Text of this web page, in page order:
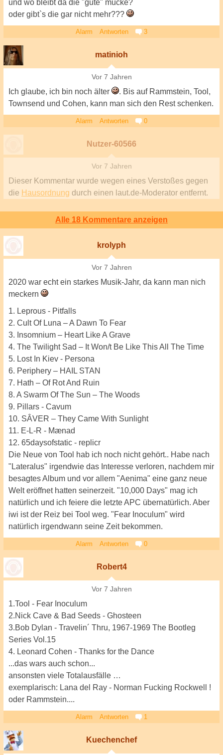
und wo bleibt da die "gute" mucke?
oder gibt`s die gar nicht mehr???
Alarm Antworten 3
matinioh
Vor 7 Jahren
Ich glaube, ich bin noch älter
. Bis auf Rammstein, Tool,
Townsend und Cohen, kann man sich den Rest schenken.
Alarm Antworten 0
Nutzer-60566
Vor 7 Jahren
Dieser Kommentar wurde wegen eines Verstoßes gegen
die Hausordnung durch einen laut.de-Moderator entfernt.
Alle 18 Kommentare anzeigen
krolyph
Vor 7 Jahren
2020 war echt ein starkes Musik-Jahr, da kann man nich
meckern
1. Leprous - Pitfalls
2. Cult Of Luna – A Dawn To Fear
3. Insomnium – Heart Like A Grave
4. The Twilight Sad – It Won/t Be Like This All The Time
5. Lost In Kiev - Persona
6. Periphery – HAIL STAN
7. Hath – Of Rot And Ruin
8. A Swarm Of The Sun – The Woods
9. Pillars - Cavum
10. SÂVER – They Came With Sunlight
11. E-L-R - Mӕnad
12. 65daysofstatic - replicr
Die Neue von Tool hab ich noch nicht gehört.. Habe nach
"Lateralus" irgendwie das Interesse verloren, nachdem mir
besagtes Album und vor allem "Aenima" eine ganz neue
Welt eröffnet hatten seinerzeit. "10,000 Days" mag ich
natürlich und ich feiere die letzte APC übernatürlich. Aber
iwi ist der Reiz bei Tool weg. "Fear Inoculum" wird
natürlich irgendwann seine Zeit bekommen.
Alarm Antworten 0
Robert4
Vor 7 Jahren
1.Tool - Fear Inoculum
2.Nick Cave & Bad Seeds - Ghosteen
3.Bob Dylan - Travelin´ Thru, 1967-1969 The Bootleg
Series Vol.15
4. Leonard Cohen - Thanks for the Dance
...das wars auch schon...
ansonsten viele Totalausfälle …
exemplarisch: Lana del Ray - Norman Fucking Rockwell !
oder Rammstein....
Alarm Antworten 1
Kuechenchef